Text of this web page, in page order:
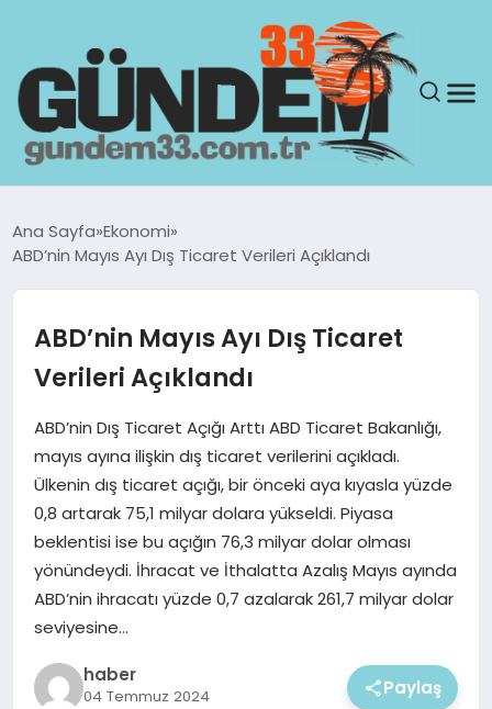
YAŞAM
SAĞLIK
TEKNOLOJI
Ana Sayfa Ekonomi
ABD’nin Mayıs Ayı Dış Ticaret Verileri Açıklandı
ABD’nin Mayıs Ayı Dış Ticaret
Verileri Açıklandı
ABD’nin Dış Ticaret Açığı Arttı ABD Ticaret Bakanlığı,
mayıs ayına ilişkin dış ticaret verilerini açıkladı.
Ülkenin dış ticaret açığı, bir önceki aya kıyasla yüzde
0,8 artarak 75,1 milyar dolara yükseldi. Piyasa
beklentisi ise bu açığın 76,3 milyar dolar olması
yönündeydi. İhracat ve İthalatta Azalış Mayıs ayında
ABD’nin ihracatı yüzde 0,7 azalarak 261,7 milyar dolar
seviyesine…
haber
04 Temmuz 2024 Paylaş